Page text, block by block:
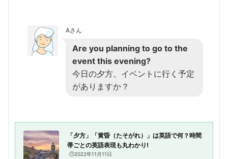
Aさん
Are you planning to go to the
event this evening?
今日の夕方、イベントに行く予定
がありますか？
「夕方」「黄昏（たそがれ）」は英語で何？時間
帯ごとの英語表現も丸わかり!
🕒️2022年11月11日